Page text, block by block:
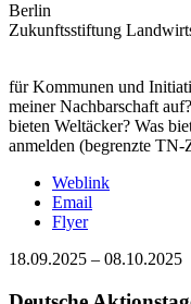
Berlin
Zukunftsstiftung
für Kommunen und
meiner Nachbarschaft
bieten Weltäcker? Was
anmelden (begrenzte TN-
Weblink
Email
Flyer
18.09.2025 – 08.10.2025